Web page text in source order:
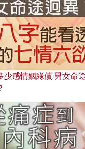
少感情姻緣債 男女命